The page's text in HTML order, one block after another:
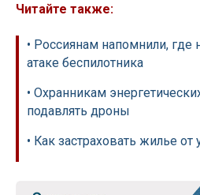
Читайте также:
• Россиянам напомнили, где
атаке беспилотника
• Охранникам
подавлять дроны
• Как застраховать жилье от